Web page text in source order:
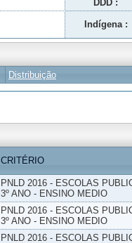
DDD :
Indígena :
Distribuição
CRITÉRIO
PNLD 2016 - ESCOLAS
3º ANO - ENSINO MEDIO
PNLD 2016 - ESCOLAS
3º ANO - ENSINO MEDIO
PNLD 2016 - ESCOLAS